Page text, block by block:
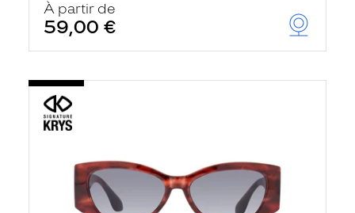
À partir de
59,00 €